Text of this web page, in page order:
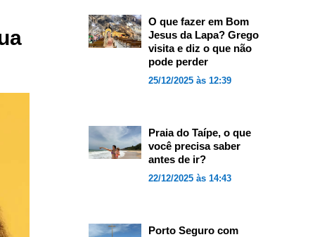
O que fazer em Bom
Jesus da Lapa? Grego
visita e diz o que não
pode perder
25/12/2025 às 12:39
Praia do Taípe, o que
você precisa saber
antes de ir?
22/12/2025 às 14:43
Porto Seguro com